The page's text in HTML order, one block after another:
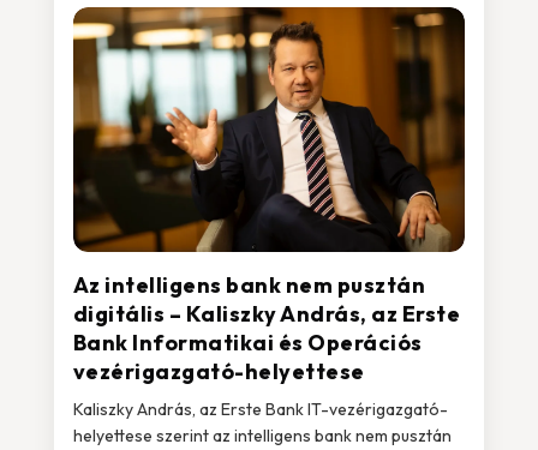
Az intelligens bank nem pusztán
digitális – Kaliszky András, az Erste
Bank Informatikai és Operációs
vezérigazgató-helyettese
Kaliszky András, az Erste Bank IT-vezérigazgató-
helyettese szerint az intelligens bank nem pusztán